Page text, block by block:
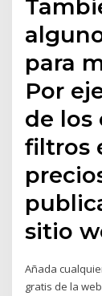
para
Por
de los
filtros
sitio
Añada
gratis de la